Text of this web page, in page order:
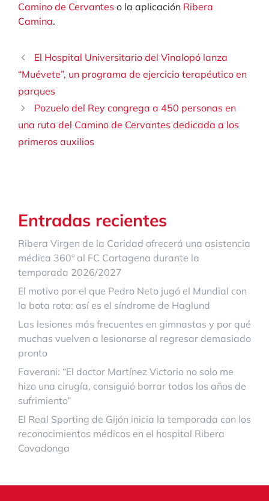
Camino de Cervantes o la aplicación Ribera
Camina.
El Hospital Universitario del Vinalopó lanza
“Muévete”, un programa de ejercicio terapéutico en
parques
Pozuelo del Rey congrega a 450 personas en
una ruta del Camino de Cervantes dedicada a los
primeros auxilios
Entradas recientes
Ribera Virgen de la Caridad ofrecerá una asistencia
médica 360º al FC Cartagena durante la
temporada 2026/2027
El motivo por el que Pedro Neto jugó el Mundial con
la bota rota: así es el síndrome de Haglund
Las lesiones más frecuentes en gimnastas y por qué
muchas vuelven a lesionarse al regresar demasiado
pronto
Faverani: “El doctor Martínez Victorio no solo me
hizo una cirugía, consiguió borrar todos los años de
sufrimiento”
El Real Sporting de Gijón inicia la temporada con los
reconocimientos médicos en el hospital Ribera
Covadonga